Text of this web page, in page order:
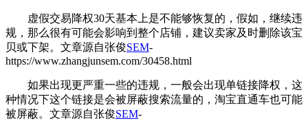
虚假交易降权30天基本上是不能够恢复的，假如，继续违
规，那么很有可能会影响到整个店铺，建议卖家及时删除该宝
贝或下架。 文章源自张俊SEM-
https://www.zhangjunsem.com/30458.html
如果出现更严重一些的违规，一般会出现单链接降权，这
种情况下这个链接是会被屏蔽搜索流量的，淘宝直通车也可能
被屏蔽。 文章源自张俊SEM-